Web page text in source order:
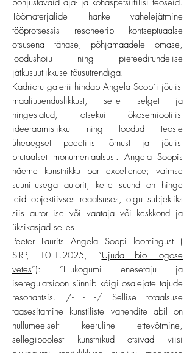
põhjustavaid aja- ja kohaspetsiifilisi teoseid.
Töömaterjalide hanke vahelejätmine
tööprotsessis resoneerib kontseptuaalse
otsusena tänase, põhjamaadele omase,
loodushoiu ning pieteeditundelise
jätkusuutlikkuse tõusutrendiga.
Kadrioru galerii hindab Angela Soop`i jõulist
maaliuuenduslikkust, selle selget ja
hingestatud, otsekui ökosemiootilist
ideeraamistikku ning loodud teoste
üheaegset poeetilist õrnust ja jõulist
brutaalset monumentaalsust. Angela Soopis
näeme kunstnikku par excellence; vaimse
suunitlusega autorit, kelle suund on hinge
leid objektiivses reaalsuses, olgu subjektiks
siis autor ise või vaataja või keskkond ja
üksikasjad selles.
Peeter Laurits Angela Soopi loomingust (
SIRP,
10.1.2025, “Ujuda bio logose
vetes”): “Elukogumi enesetaju ja
iseregulatsioon sünnib kõigi osalejate tajude
resonantsis. /- - -/ Sellise totaalsuse
taasesitamine kunstiliste vahendite abil on
hullumeelselt keeruline ettevõtmine,
sellegipoolest kunstnikud otsivad viisi